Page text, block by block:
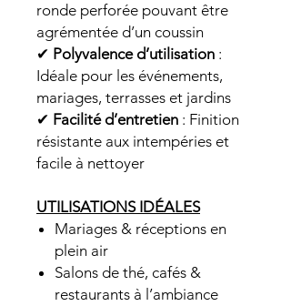
ronde perforée pouvant être
agrémentée d’un coussin
✔ Polyvalence d’utilisation :
Idéale pour les événements,
mariages, terrasses et jardins
✔ Facilité d’entretien : Finition
résistante aux intempéries et
facile à nettoyer
UTILISATIONS IDÉALES
Mariages & réceptions en
plein air
Salons de thé, cafés &
restaurants à l’ambiance